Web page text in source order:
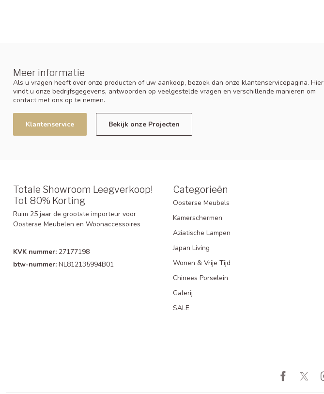
Meer informatie
Als u vragen heeft over onze producten of uw aankoop, bezoek dan onze klantenservicepagina. Hier
vindt u onze bedrijfsgegevens, antwoorden op veelgestelde vragen en verschillende manieren om
contact met ons op te nemen.
Klantenservice Bekijk onze Projecten
Totale Showroom Leegverkoop!
Tot 80% Korting
Ruim 25 jaar de grootste importeur voor
Oosterse Meubelen en Woonaccessoires
KVK nummer: 27177198
btw-nummer: NL812135994B01
Categorieën
Oosterse Meubels
Kamerschermen
Aziatische Lampen
Japan Living
Wonen & Vrije Tijd
Chinees Porselein
Galerij
SALE